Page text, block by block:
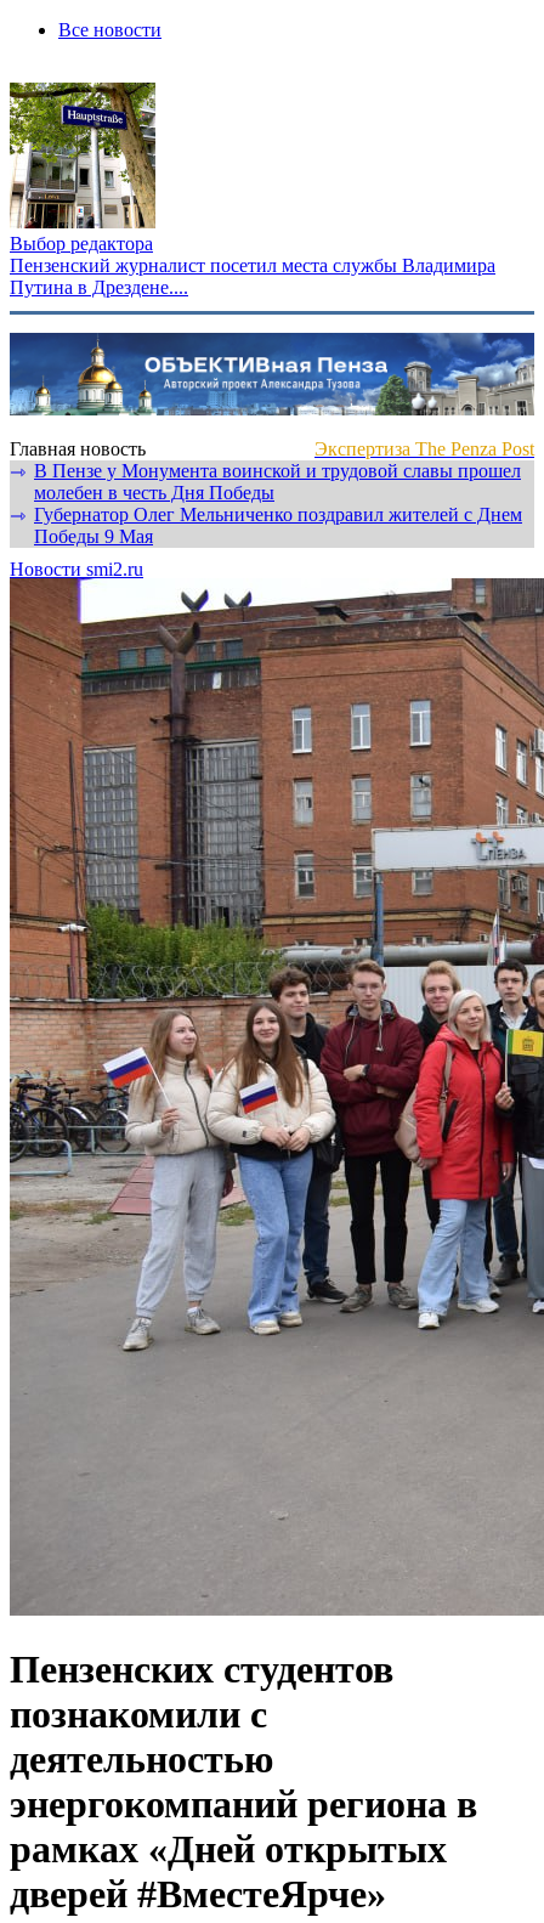
Все новости
Выбор редактора
Пензенский журналист посетил места службы Владимира
Путина в Дрездене....
Главная новость
Экспертиза The Penza Post
⇾ В Пензе у Монумента воинской и трудовой славы прошел
молебен в честь Дня Победы
⇾ Губернатор Олег Мельниченко поздравил жителей с Днем
Победы 9 Мая
Новости smi2.ru
Пензенских студентов
познакомили с
деятельностью
энергокомпаний региона в
рамках «Дней открытых
дверей #ВместеЯрче»